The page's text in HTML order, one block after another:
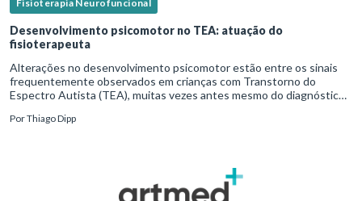
Fisioterapia Neurofuncional
Desenvolvimento psicomotor no TEA: atuação do
fisioterapeuta
Alterações no desenvolvimento psicomotor estão entre os sinais
frequentemente observados em crianças com Transtorno do
Espectro Autista (TEA), muitas vezes antes mesmo do diagnóstico
PorThiago Dipp